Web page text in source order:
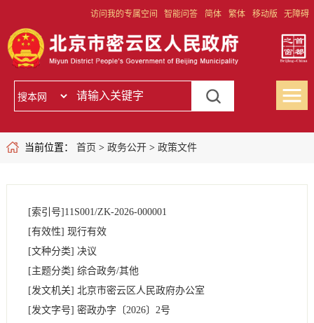
访问我的专属空间 智能问答 简体 繁体 移动版 无障碍
当前位置： 首页 > 政务公开> 政策文件
[索引号] 11S001/ZK-2026-000001
[有效性] 现行有效
[文种分类] 决议
[主题分类] 综合政务/其他
[发文机关] 北京市密云区人民政府办公室
[发文字号] 密政办字 〔2026〕 2号